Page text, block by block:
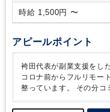
ざいます。・業務マニ
に解決ができる環境を整
時給 1,500円 〜
アピールポイント
袴田代表が副業支援をし
コロナ前からフルリモー
整っています。
その分コ
す。 働き方を変えたい方